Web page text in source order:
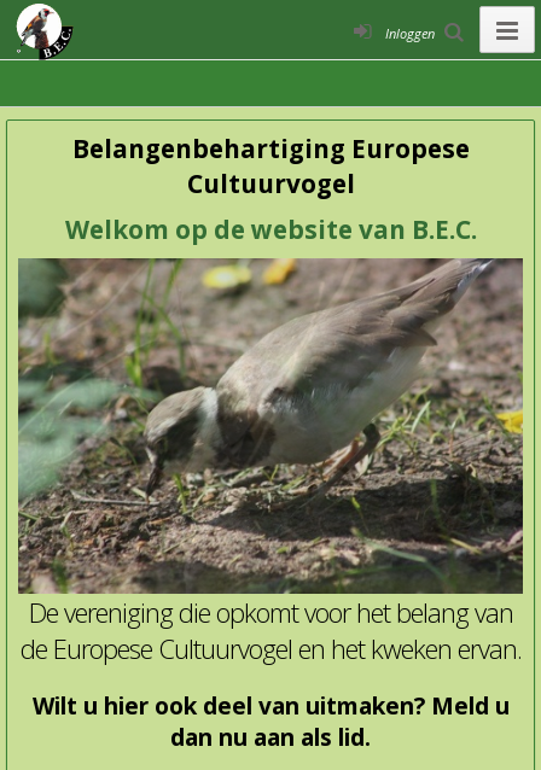
Inloggen
Belangenbehartiging Europese
Cultuurvogel
Welkom op de website van B.E.C.
De vereniging die opkomt voor het belang van
de Europese Cultuurvogel en het kweken ervan.
Wilt u hier ook deel van uitmaken? Meld u
dan nu aan als lid.